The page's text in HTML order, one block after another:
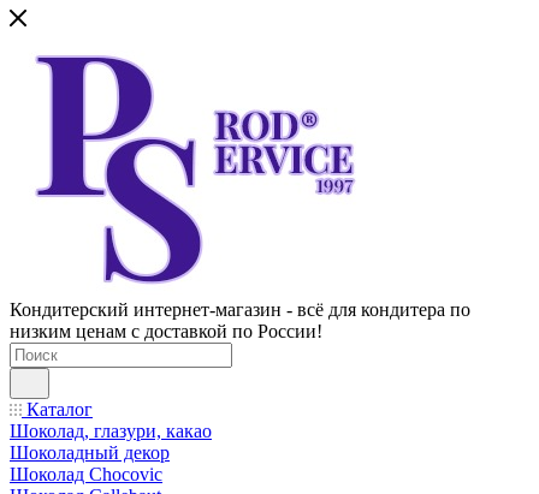
Кондитерский интернет-магазин - всё для кондитера по
низким ценам с доставкой по России!
Каталог
Шоколад, глазури, какао
Шоколадный декор
Шоколад Chocovic